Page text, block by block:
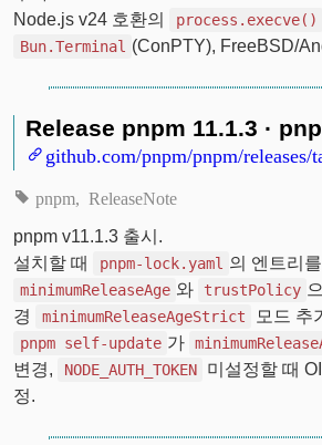
Node.js v24 호환의
process.execve()
Bun.Terminal (ConPTY), FreeBSD/
Release pnpm 11.1.3 ·
github.com/pnpm/pnpm/releases/
pnpm ReleaseNote
pnpm v11.1.3 출시.
설치할 때
pnpm-lock.yaml 의 엔트리를
minimumReleaseAge 와 trustPolicy
경
minimumReleaseAgeStrict 모드 추
pnpm self-update 가
변경,
NODE_AUTH_TOKEN
미설정할 때
정.